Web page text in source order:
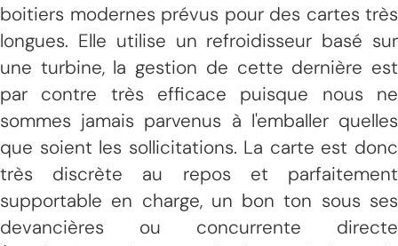
boitiers modernes prévus pour des cartes très
longues. Elle utilise un refroidisseur basé sur
une turbine, la gestion de cette dernière est
par contre très efficace puisque nous ne
sommes jamais parvenus à l'emballer quelles
que soient les sollicitations. La carte est donc
très discrète au repos et parfaitement
supportable en charge, un bon ton sous ses
devancières ou concurrente directe